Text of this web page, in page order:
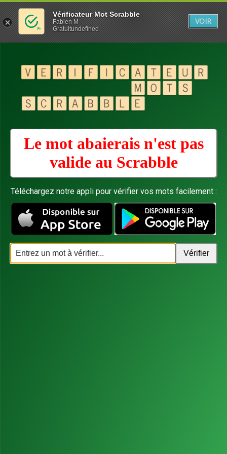
Le mot abaierais n'est pas
valide au Scrabble
Téléchargez notre appli pour vérifier vos mots facilement :
Vérificateur Mot Scrabble
Fabien M
Gratuitundefined
VOIR